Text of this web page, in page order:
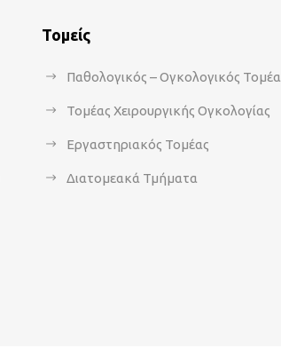
Τομείς
Παθολογικός – Ογκολογικός
Τομέας Χειρουργικής Ογκολογίας
Εργαστηριακός Τομέας
Διατομεακά Τμήματα